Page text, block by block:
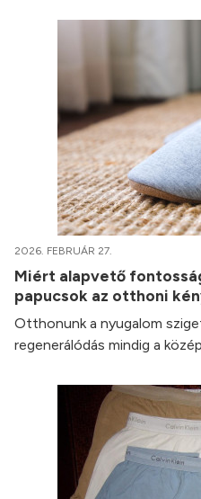
2026. FEBRUÁR 27.
Miért alapvető
papucsok az otthoni
Otthonunk a nyugalom
regenerálódás mindig a